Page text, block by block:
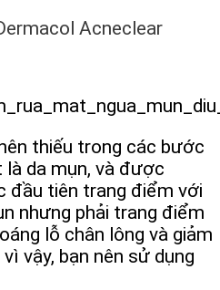
thiếu trong các bước
da mụn, và được
đầu tiên trang điểm với
nhưng phải trang điểm
lỗ chân lông và giảm
vậy, bạn nên sử dụng